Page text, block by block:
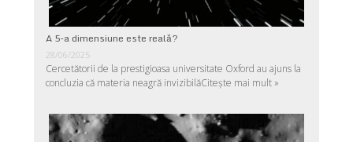
A 5-a dimensiune este reală?
28/06/2025
Cercetătorii de la prestigioasa universitate Oxford au ajuns la
concluzia că materia neagră invizibilăCitește mai mult »